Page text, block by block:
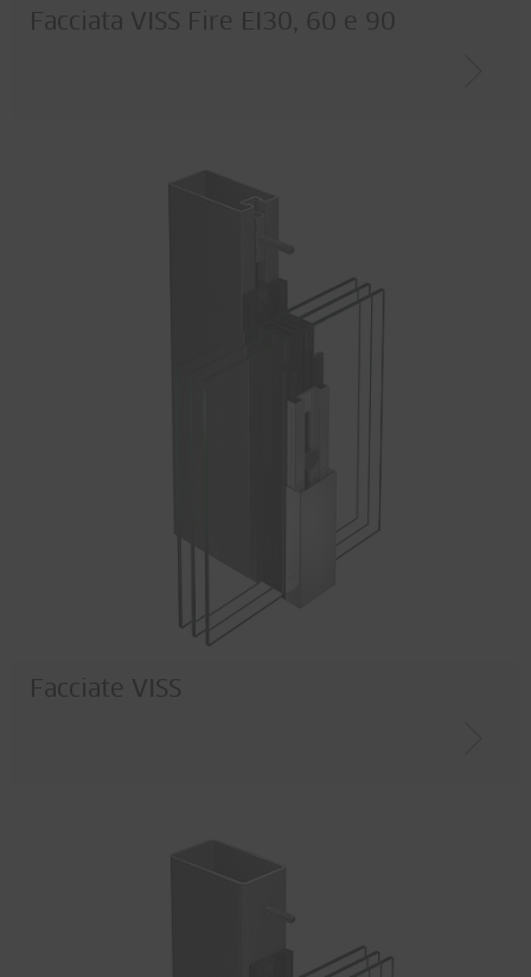
Facciata VISS Fire EI30, 60 e 90
Facciate VISS